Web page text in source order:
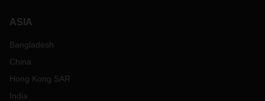
ASIA
Bangladesh
China
Hong Kong SAR
India